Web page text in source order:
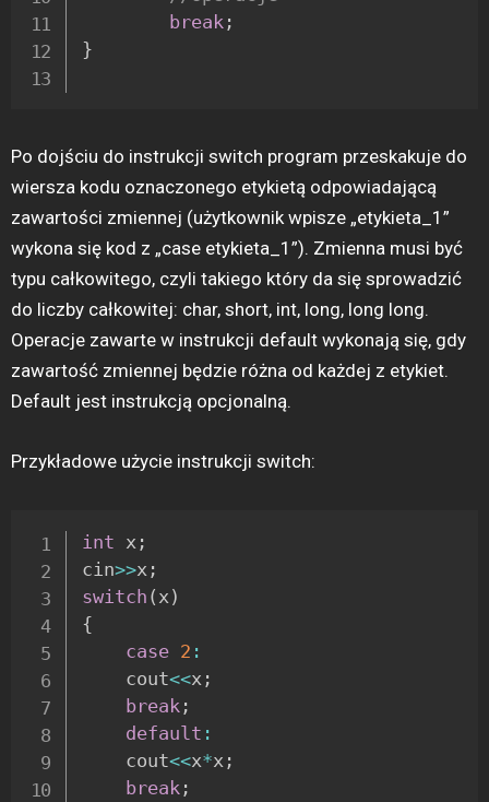
break;
}
Po dojściu do instrukcji switch program przeskakuje do
wiersza kodu oznaczonego etykietą odpowiadającą
zawartości zmiennej (użytkownik wpisze „etykieta_1”
wykona się kod z „case etykieta_1”). Zmienna musi być
typu całkowitego, czyli takiego który da się sprowadzić
do liczby całkowitej: char, short, int, long, long long.
Operacje zawarte w instrukcji default wykonają się, gdy
zawartość zmiennej będzie różna od każdej z etykiet.
Default jest instrukcją opcjonalną.
Przykładowe użycie instrukcji switch:
int x ;
cin>>x ;
switch ( x )
{
case 2 :
	cout
<<x ;
break ;
default :
	cout
<<x*x ;
break ;